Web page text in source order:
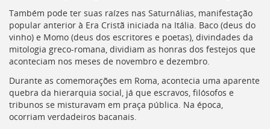
Ir
para
a
listagem
de
notícias
[]
Ir
para
Também pode ter suas raízes nas Saturnálias, manifestação
popular anterior à Era Cristã iniciada na Itália. Baco (deus do
vinho) e Momo (deus dos escritores e poetas), divindades da
mitologia greco-romana, dividiam as honras dos festejos que
aconteciam nos meses de novembro e dezembro.
Durante as comemorações em Roma, acontecia uma aparente
quebra da hierarquia social, já que escravos, filósofos e
tribunos se misturavam em praça pública. Na época,
ocorriam verdadeiros bacanais.